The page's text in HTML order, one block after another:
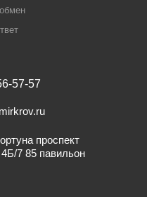
57-57
проспект
7 ​85 павильон